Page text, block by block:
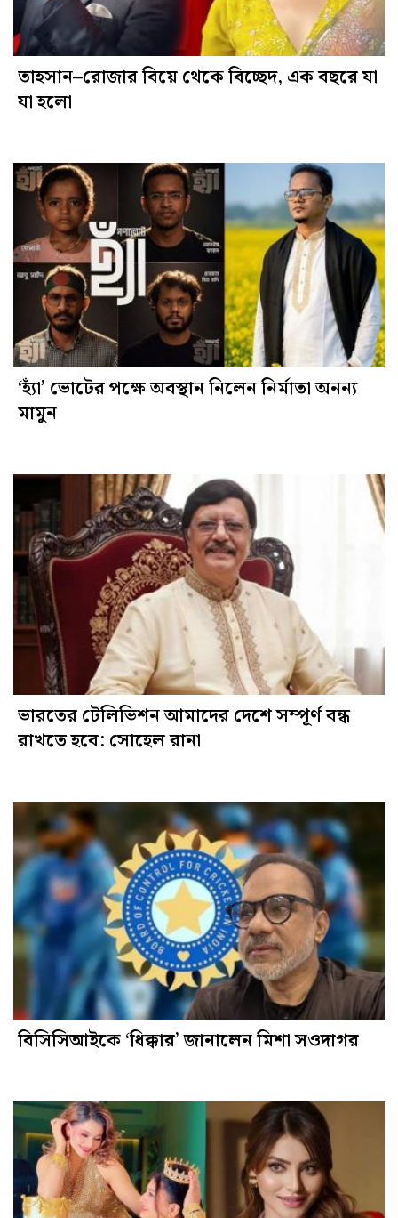
তাহসান–রোজার বিয়ে থেকে বিচ্ছেদ, এক বছরে যা
যা হলো
‘হ্যাঁ’ ভোটের পক্ষে অবস্থান নিলেন নির্মাতা অনন্য
মামুন
ভারতের টেলিভিশন আমাদের দেশে সম্পূর্ণ বন্ধ
রাখতে হবে: সোহেল রানা
বিসিসিআইকে ‘ধিক্কার’ জানালেন মিশা সওদাগর